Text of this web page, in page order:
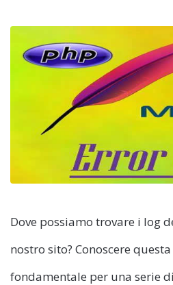
Dove possiamo trovare i log
nostro sito? Conoscere
fondamentale per una serie